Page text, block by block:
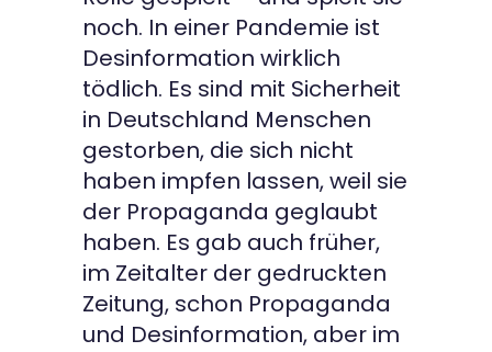
noch. In einer Pandemie ist
Desinformation wirklich
tödlich. Es sind mit Sicherheit
in Deutschland Menschen
gestorben, die sich nicht
haben impfen lassen, weil sie
der Propaganda geglaubt
haben. Es gab auch früher,
im Zeitalter der gedruckten
Zeitung, schon Propaganda
und Desinformation, aber im